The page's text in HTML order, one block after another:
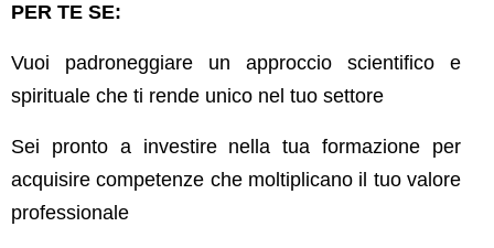
PER TE SE:
Vuoi padroneggiare un approccio scientifico e
spirituale che ti rende unico nel tuo settore
Sei pronto a investire nella tua formazione per
acquisire competenze che moltiplicano il tuo valore
professionale